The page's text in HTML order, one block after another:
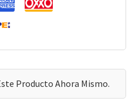
Producto Ahora Mismo.